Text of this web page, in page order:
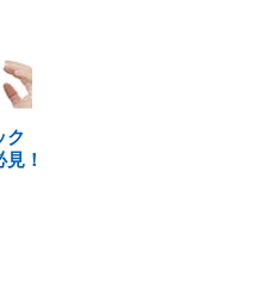
ク
！